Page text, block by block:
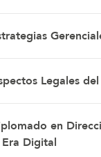
Legales
en
Digital